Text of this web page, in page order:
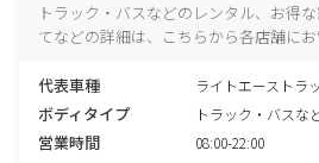
トラック・バスなどのレンタル、お得
てなどの詳細は、こちらから各店舗にお
代表車種 ライトエーストラ
ボディタイプ トラック・バスな
営業時間 08:00-22:00